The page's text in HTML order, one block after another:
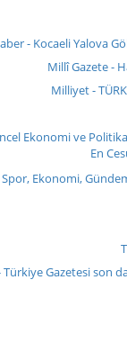
- Kocaeli Yalova
Millî Gazete -
Milliyet -
Ekonomi ve
En
Ekonomi,
Türkiye Gazetesi son